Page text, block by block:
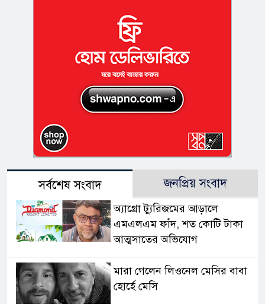
সর্বশেষ সংবাদ জনপ্রিয় সংবাদ
অ্যাগ্রো ট্যুরিজমের আড়ালে
এমএলএম ফাঁদ, শত কোটি টাকা
আত্মসাতের অভিযোগ
মারা গেলেন লিওনেল মেসির বাবা
হোর্হে মেসি